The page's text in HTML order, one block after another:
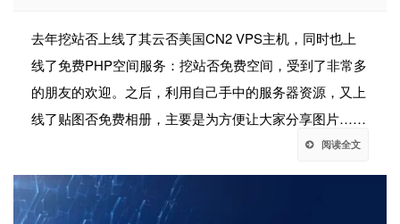
去年挖站否上线了其云否美国CN2 VPS主机，同时也上
线了免费PHP空间服务：挖站否免费空间，受到了非常多
的朋友的欢迎。之后，利用自己手中的服务器资源，又上
线了贴图否免费相册，主要是为方便让大家分享图片……
阅读全文